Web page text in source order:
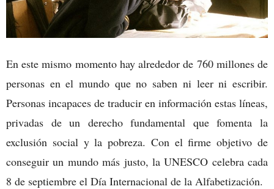
En este mismo momento hay alrededor de 760 millones de
personas en el mundo que no saben ni leer ni escribir.
Personas incapaces de traducir en información estas líneas,
privadas de un derecho fundamental que fomenta la
exclusión social y la pobreza. Con el firme objetivo de
conseguir un mundo más justo, la UNESCO celebra cada
8 de septiembre el Día Internacional de la Alfabetización.